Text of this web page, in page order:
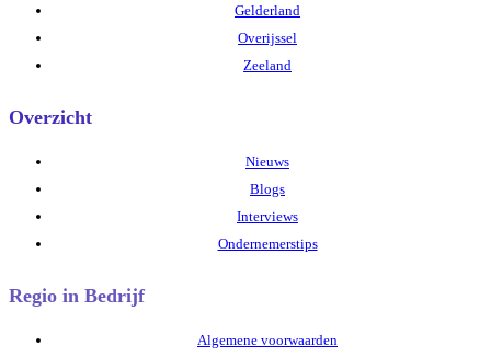
Gelderland
Overijssel
Zeeland
Overzicht
Nieuws
Blogs
Interviews
Ondernemerstips
Regio in Bedrijf
Algemene voorwaarden